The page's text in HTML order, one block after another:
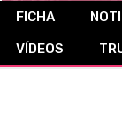
FICHA
VÍDEOS